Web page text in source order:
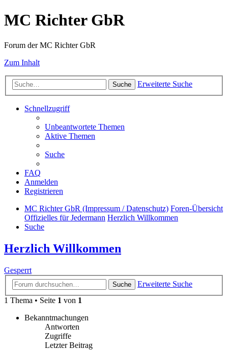
MC Richter GbR
Forum der MC Richter GbR
Zum Inhalt
Suche Erweiterte Suche
Schnellzugriff
Unbeantwortete Themen
Aktive Themen
Suche
FAQ
Anmelden
Registrieren
MC Richter GbR (Impressum / Datenschutz) Foren-Übersicht
Offizielles für Jedermann Herzlich Willkommen
Suche
Herzlich Willkommen
Gesperrt
Suche
Erweiterte Suche
1 Thema • Seite 1 von 1
Bekanntmachungen
Antworten
Zugriffe
Letzter Beitrag